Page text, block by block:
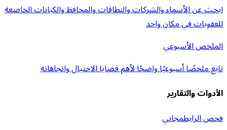
ابحث عن الأسماء والشركات والنطاقات والمحافظ والكيانات الخاضعة
للعقوبات في مكان واحد
الملخص الأسبوعي
تابع ملخصًا أسبوعيًا واضحًا لأهم قضايا الاحتيال واتجاهاته
الأدوات والتقارير
فحص الرابطمجاني